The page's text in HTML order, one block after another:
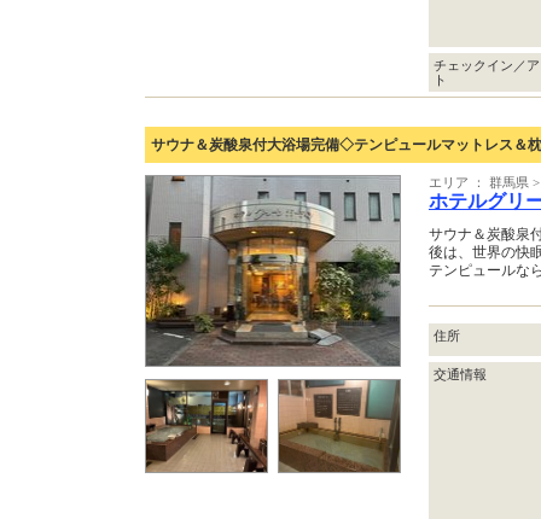
チェックイン／
ト
サウナ＆炭酸泉付大浴場完備◇テンピュールマットレス＆
エリア ： 群馬県
ホテルグリ
サウナ＆炭酸泉
後は、世界の快
テンピュールな
住所
交通情報